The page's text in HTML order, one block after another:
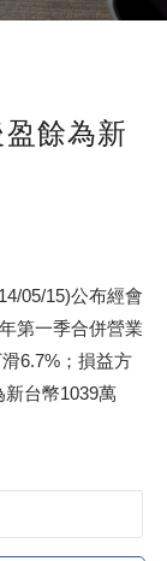
餘為新
05/15)公布經會
第一季合併營業
6.7%；損益方
台幣1039萬